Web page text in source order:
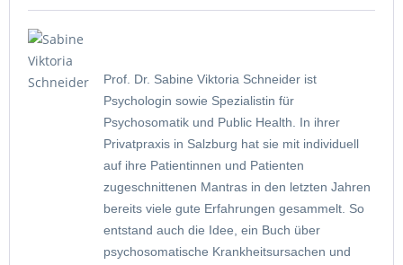
Prof. Dr. Sabine Viktoria Schneider ist
Psychologin sowie Spezialistin für
Psychosomatik und Public Health. In ihrer
Privatpraxis in Salzburg hat sie mit individuell
auf ihre Patientinnen und Patienten
zugeschnittenen Mantras in den letzten Jahren
bereits viele gute Erfahrungen gesammelt. So
entstand auch die Idee, ein Buch über
psychosomatische Krankheitsursachen und